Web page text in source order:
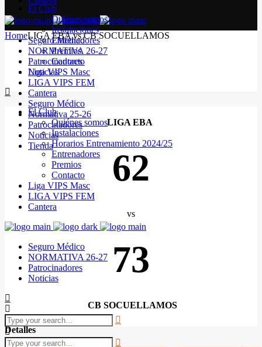
Seguro Médico
NORMATIVA 26-27
Patrocinadores
Noticias
El Club
Quiénes somos
Instalaciones
Horarios Entrenamiento 2024/25
Entrenadores
Premios
Contacto
Liga VIPS Masc
LIGA VIPS FEM
Cantera
Seguro Médico
NORMATIVA 26-27
Patrocinadores
Noticias
El Club
Quiénes somos
Instalaciones
Entrenadores
Premios
Contacto
Liga VIPS Masc
LIGA VIPS FEM
Cantera
Seguro Médico
Normativa 25-26
Patrocinadores
Noticias
Tienda
HomeLIGA EBA vs CB SOCUELLAMOS
LIGA EBA
62
vs
73
CB SOCUELLAMOS
Detalles